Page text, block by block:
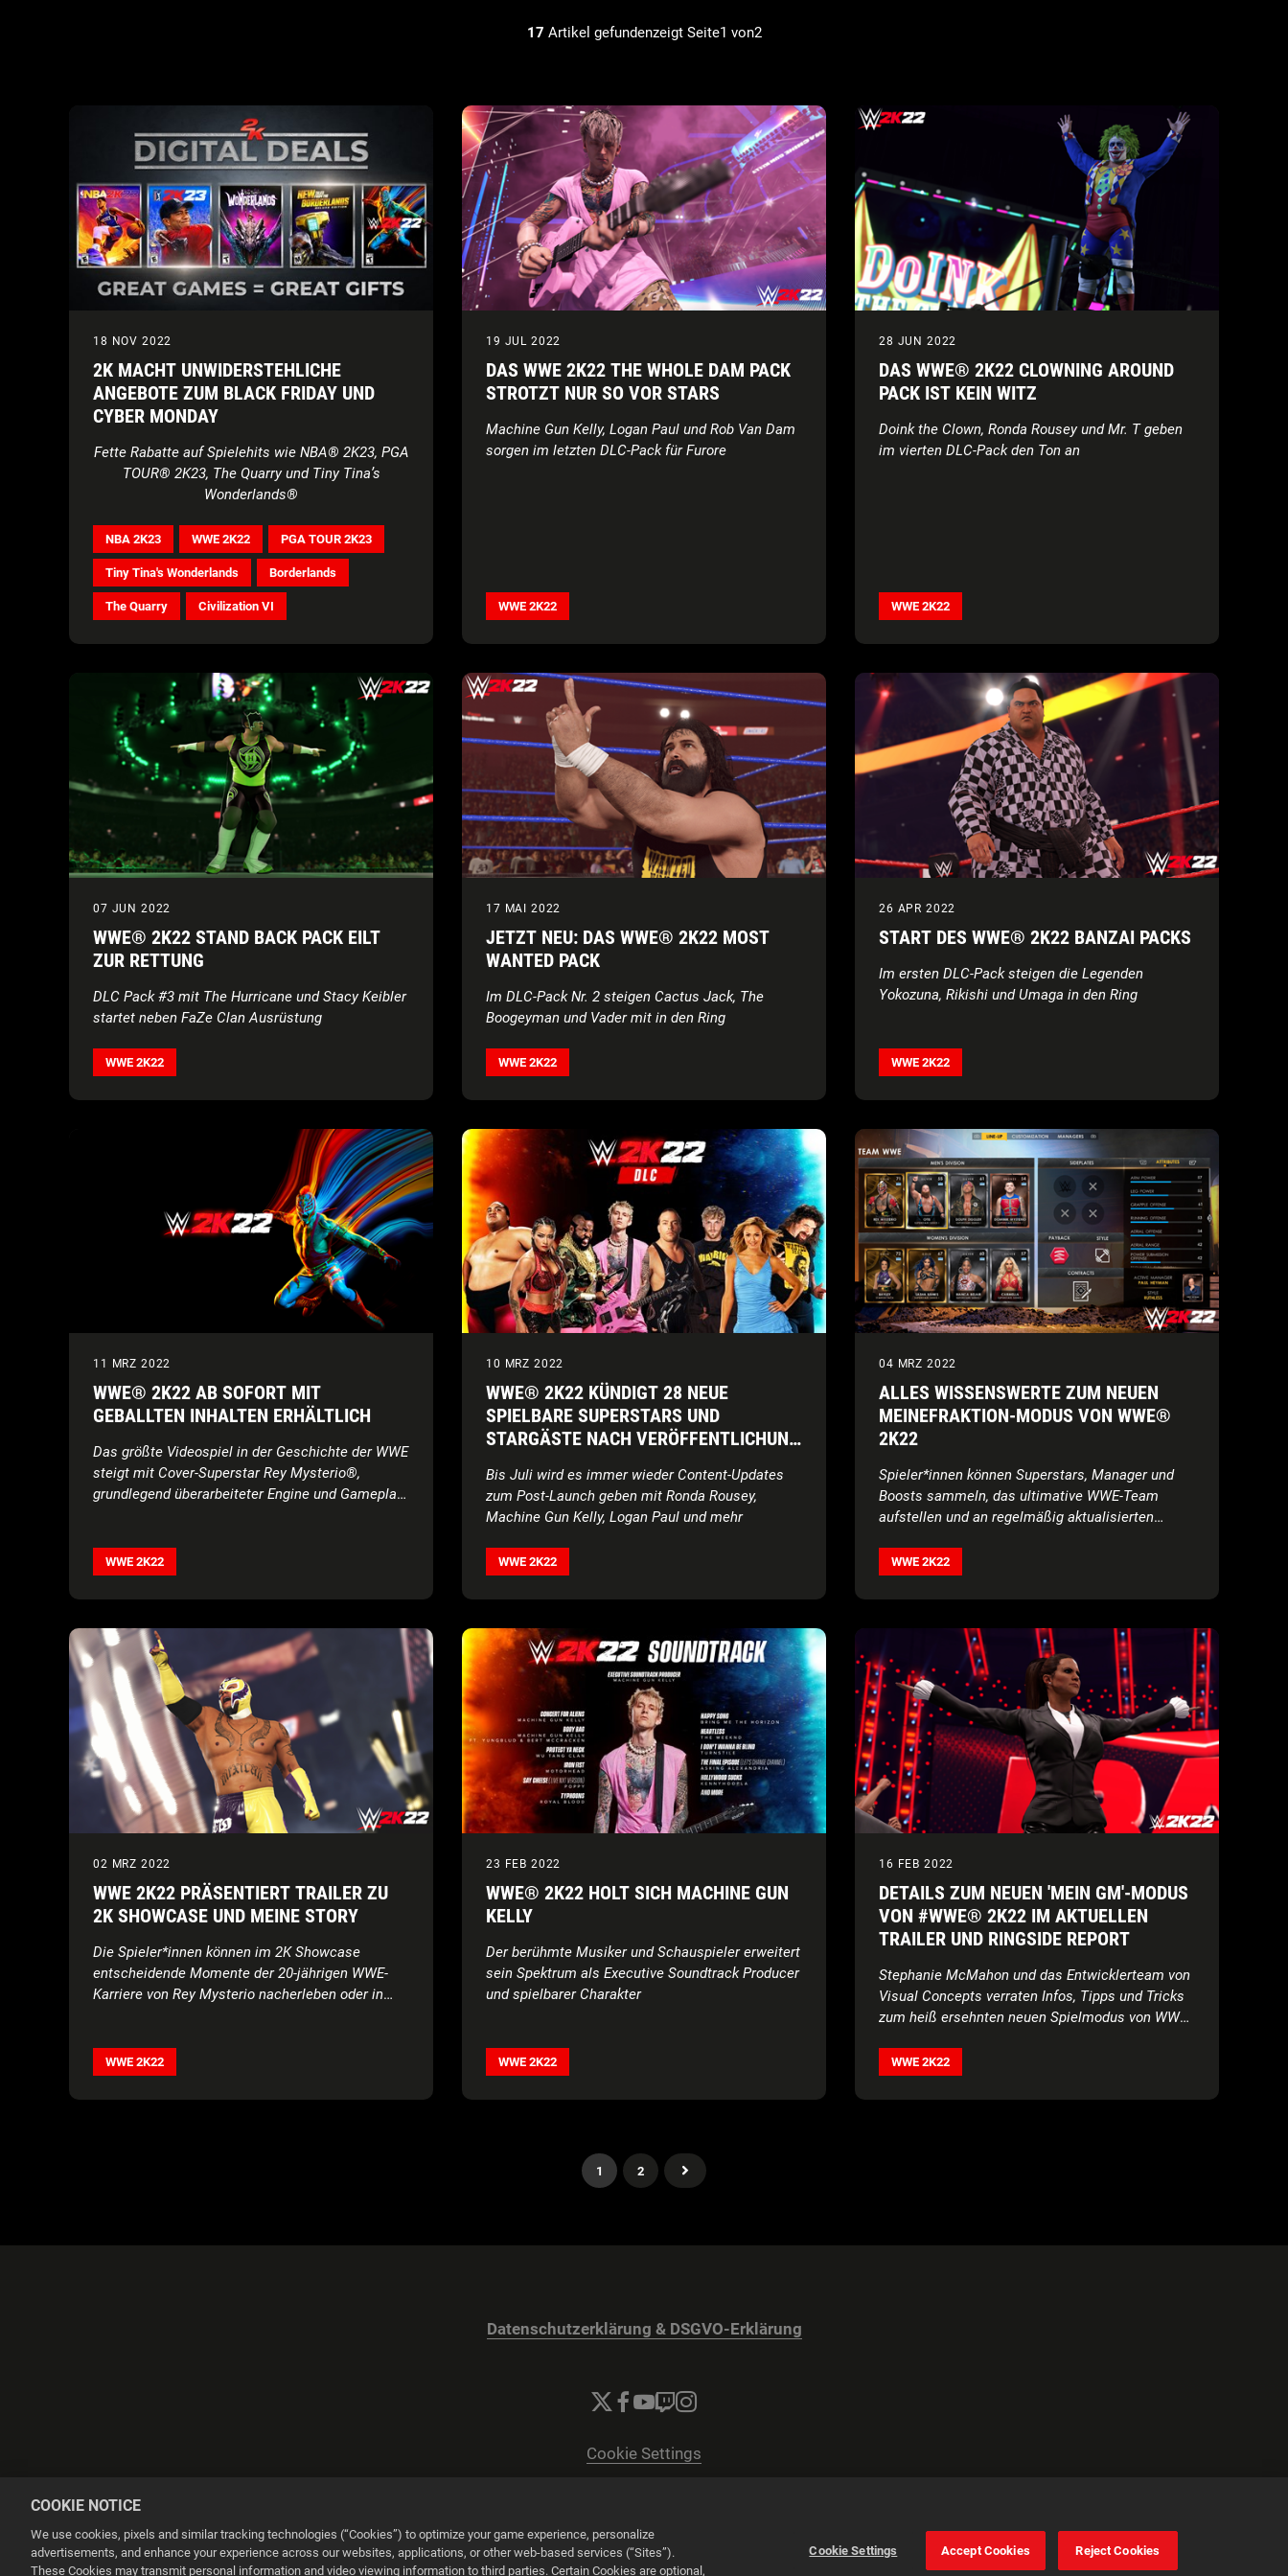
17 Artikel gefundenzeigt Seite1 von2
18 NOV 2022
2K MACHT UNWIDERSTEHLICHE
ANGEBOTE ZUM BLACK FRIDAY UND
CYBER MONDAY
Fette Rabatte auf Spielehits wie NBA® 2K23, PGA
TOUR® 2K23, The Quarry und Tiny Tina’s
Wonderlands®
NBA 2K23 WWE 2K22 PGA TOUR 2K23
Tiny Tina's Wonderlands Borderlands
The Quarry Civilization VI
19 JUL 2022
DAS WWE 2K22 THE WHOLE DAM PACK
STROTZT NUR SO VOR STARS
Machine Gun Kelly, Logan Paul und Rob Van Dam
sorgen im letzten DLC-Pack für Furore
WWE 2K22
28 JUN 2022
DAS WWE® 2K22 CLOWNING AROUND
PACK IST KEIN WITZ
Doink the Clown, Ronda Rousey und Mr. T geben
im vierten DLC-Pack den Ton an
WWE 2K22
07 JUN 2022
WWE® 2K22 STAND BACK PACK EILT
ZUR RETTUNG
DLC Pack #3 mit The Hurricane und Stacy Keibler
startet neben FaZe Clan Ausrüstung
WWE 2K22
17 MAI 2022
JETZT NEU: DAS WWE® 2K22 MOST
WANTED PACK
Im DLC-Pack Nr. 2 steigen Cactus Jack, The
Boogeyman und Vader mit in den Ring
WWE 2K22
26 APR 2022
START DES WWE® 2K22 BANZAI PACKS
Im ersten DLC-Pack steigen die Legenden
Yokozuna, Rikishi und Umaga in den Ring
WWE 2K22
11 MRZ 2022
WWE® 2K22 AB SOFORT MIT
GEBALLTEN INHALTEN ERHÄLTLICH
Das größte Videospiel in der Geschichte der WWE
steigt mit Cover-Superstar Rey Mysterio®,
grundlegend überarbeiteter Engine und Gameplay,
WWE 2K22
10 MRZ 2022
WWE® 2K22 KÜNDIGT 28 NEUE
SPIELBARE SUPERSTARS UND
STARGÄSTE NACH VERÖFFENTLICHUNG
Bis Juli wird es immer wieder Content-Updates
zum Post-Launch geben mit Ronda Rousey,
Machine Gun Kelly, Logan Paul und mehr
WWE 2K22
04 MRZ 2022
ALLES WISSENSWERTE ZUM NEUEN
MEINEFRAKTION-MODUS VON WWE®
2K22
Spieler*innen können Superstars, Manager und
Boosts sammeln, das ultimative WWE-Team
aufstellen und an regelmäßig aktualisierten
WWE 2K22
02 MRZ 2022
WWE 2K22 PRÄSENTIERT TRAILER ZU
2K SHOWCASE UND MEINE STORY
Die Spieler*innen können im 2K Showcase
entscheidende Momente der 20-jährigen WWE-
Karriere von Rey Mysterio nacherleben oder in
WWE 2K22
23 FEB 2022
WWE® 2K22 HOLT SICH MACHINE GUN
KELLY
Der berühmte Musiker und Schauspieler erweitert
sein Spektrum als Executive Soundtrack Producer
und spielbarer Charakter
WWE 2K22
16 FEB 2022
DETAILS ZUM NEUEN 'MEIN GM'-MODUS
VON #WWE® 2K22 IM AKTUELLEN
TRAILER UND RINGSIDE REPORT
Stephanie McMahon und das Entwicklerteam von
Visual Concepts verraten Infos, Tipps und Tricks
zum heiß ersehnten neuen Spielmodus von WWE
WWE 2K22
1 2
Datenschutzerklärung & DSGVO-Erklärung
Cookie Settings
Powered byOnclusive PR Manager™
COOKIE NOTICE
We use cookies, pixels and similar tracking technologies (“Cookies”) to optimize your game experience, personalize
advertisements, and enhance your experience across our websites, applications, or other web-based services (“Sites”).
These Cookies may transmit personal information and video viewing information to third parties. Certain Cookies are optional,
Cookie Settings Accept Cookies Reject Cookies